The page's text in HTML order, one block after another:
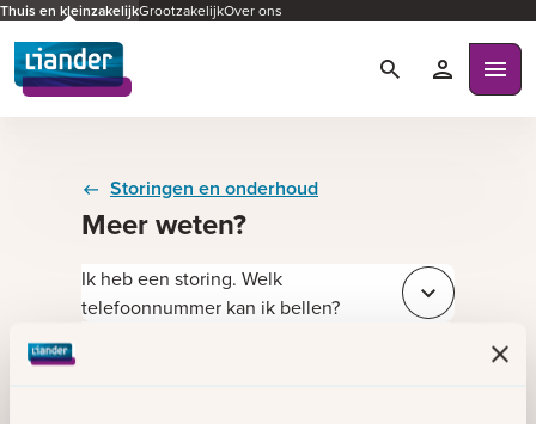
Thuis en kleinzakelijkGrootzakelijkOver ons
ZoekenMijn
Storingen en onderhoud
Meer weten?
Ik heb een storing. Welk
telefoonnummer kan ik bellen?
Sluit e4664f8a-
Sluit